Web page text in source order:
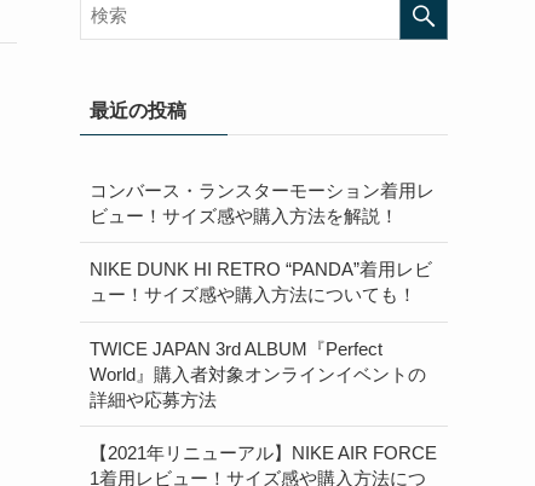
最近の投稿
コンバース・ランスターモーション着用レ
ビュー！サイズ感や購入方法を解説！
NIKE DUNK HI RETRO “PANDA”着用レビ
ュー！サイズ感や購入方法についても！
TWICE JAPAN 3rd ALBUM『Perfect
World』購入者対象オンラインイベントの
詳細や応募方法
【2021年リニューアル】NIKE AIR FORCE
1着用レビュー！サイズ感や購入方法につ